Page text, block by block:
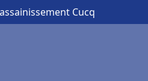
Cucq